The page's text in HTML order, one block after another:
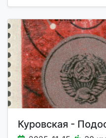
Куровская -